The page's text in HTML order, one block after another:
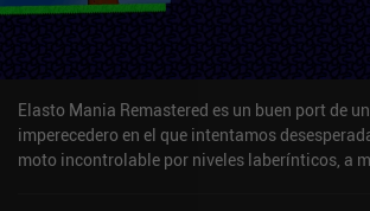
Elasto Mania Remastered es un buen port de
imperecedero en el que intentamos
moto incontrolable por niveles laberínticos, a